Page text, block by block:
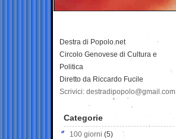
Destra di Popolo.net
Circolo Genovese di Cultura e
Politica
Diretto da Riccardo Fucile
Scrivici: destradipopolo@gmail.com
Categorie
100 giorni (5)